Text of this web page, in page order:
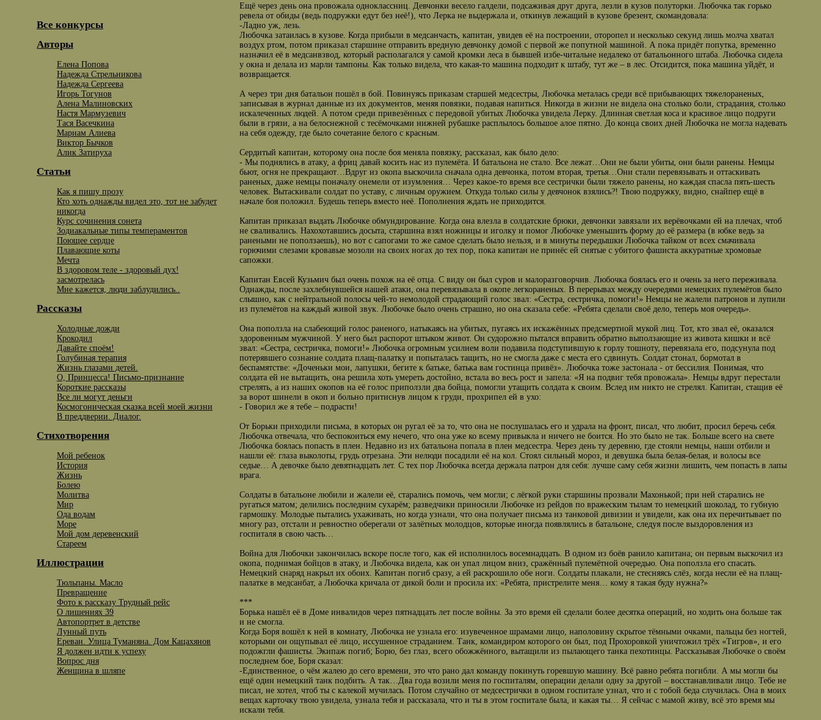
Все конкурсы
Авторы
Елена Попова
Надежда Стрельникова
Надежда Сергеева
Игорь Тогунов
Алена Малиновских
Настя Мармузевич
Тася Васечкина
Мариам Алиева
Виктор Бычков
Алик Затируха
Статьи
Как я пишу прозу
Кто хоть однажды видел это, тот не забудет
никогда
Курс сочинения сонета
Зодиакальные типы темпераментов
Поющее сердце
Плавающие коты
Мечта
В здоровом теле - здоровый дух!
засмотрелась
Мне кажется, люди заблудились..
Рассказы
Холодные дожди
Крокодил
Давайте споём!
Голубиная терапия
Жизнь глазами детей.
О, Принцесса! Письмо-признание
Короткие рассказы
Все ли могут деньги
Космогоническая сказка всей моей жизни
В преддверии. Диалог.
Стихотворения
Мой ребенок
История
Жизнь
Болею
Молитва
Мир
Ода водам
Море
Мой дом деревенский
Стареем
Иллюстрации
Тюльпаны. Масло
Превращение
Фото к рассказу Трудный рейс
О лишениях 39
Автопортрет в детстве
Лунный путь
Ереван. Улица Туманяна. Дом Кацахянов
Я должен идти к успеху
Вопрос дня
Женщина в шляпе
Ещё через день она провожала одноклассниц. Девчонки весело галдели, подсаживая друг друга, лезли в кузов полуторки. Любочка так горько
ревела от обиды (ведь подружки едут без неё!), что Лерка не выдержала и, откинув лежащий в кузове брезент, скомандовала:
-Ладно уж, лезь.
Любочка затаилась в кузове. Когда прибыли в медсанчасть, капитан, увидев её на построении, оторопел и несколько секунд лишь молча хватал
воздух ртом, потом приказал старшине отправить вредную девчонку домой с первой же попутной машиной. А пока придёт попутка, временно
назначил её в медсанвзвод, который располагался у самой кромки леса в бывшей избе-читальне недалеко от батальонного штаба. Любочка сидела
у окна и делала из марли тампоны. Как только видела, что какая-то машина подходит к штабу, тут же – в лес. Отсидится, пока машина уйдёт, и
возвращается.
А через три дня батальон пошёл в бой. Повинуясь приказам старшей медсестры, Любочка металась среди всё прибывающих тяжелораненых,
записывая в журнал данные из их документов, меняя повязки, подавая напиться. Никогда в жизни не видела она столько боли, страдания, столько
искалеченных людей. А потом среди привезённых с передовой убитых Любочка увидела Лерку. Длинная светлая коса и красивое лицо подруги
были в грязи, а на белоснежной с тесёмочками нижней рубашке расплылось большое алое пятно. До конца своих дней Любочка не могла надевать
на себя одежду, где было сочетание белого с красным.
Сердитый капитан, которому она после боя меняла повязку, рассказал, как было дело:
- Мы поднялись в атаку, а фриц давай косить нас из пулемёта. И батальона не стало. Все лежат…Они не были убиты, они были ранены. Немцы
бьют, огня не прекращают…Вдруг из окопа выскочила сначала одна девчонка, потом вторая, третья…Они стали перевязывать и оттаскивать
раненых, даже немцы поначалу онемели от изумления… Через какое-то время все сестрички были тяжело ранены, но каждая спасла пять-шесть
человек. Вытаскивали солдат по уставу, с личным оружием. Откуда только силы у девчонок взялись?! Твою подружку, видно, снайпер ещё в
начале боя положил. Будешь теперь вместо неё. Пополнения ждать не приходится.
Капитан приказал выдать Любочке обмундирование. Когда она влезла в солдатские брюки, девчонки завязали их верёвочками ей на плечах, чтоб
не сваливались. Нахохотавшись досыта, старшина взял ножницы и иголку и помог Любочке уменьшить форму до её размера (в юбке ведь за
ранеными не поползаешь), но вот с сапогами то же самое сделать было нельзя, и в минуты передышки Любочка тайком от всех смачивала
горючими слезами кровавые мозоли на своих ногах до тех пор, пока капитан не принёс ей снятые с убитого фашиста аккуратные хромовые
сапожки.
Капитан Евсей Кузьмич был очень похож на её отца. С виду он был суров и малоразговорчив. Любочка боялась его и очень за него переживала.
Однажды, после захлебнувшейся нашей атаки, она перевязывала в окопе легкораненых. В перерывах между очередями немецких пулемётов было
слышно, как с нейтральной полосы чей-то немолодой страдающий голос звал: «Сестра, сестричка, помоги!» Немцы не жалели патронов и лупили
из пулемётов на каждый живой звук. Любочке было очень страшно, но она сказала себе: «Ребята сделали своё дело, теперь моя очередь».
Она поползла на слабеющий голос раненого, натыкаясь на убитых, пугаясь их искажённых предсмертной мукой лиц. Тот, кто звал её, оказался
здоровенным мужчиной. У него был распорот штыком живот. Он судорожно пытался вправить обратно выползающие из живота кишки и всё
звал: «Сестра, сестричка, помоги!» Любочка огромным усилием воли подавила подступившую к горлу тошноту, перевязала его, подсунула под
потерявшего сознание солдата плащ-палатку и попыталась тащить, но не смогла даже с места его сдвинуть. Солдат стонал, бормотал в
беспамятстве: «Доченьки мои, лапушки, бегите к батьке, батька вам гостинца привёз». Любочка тоже застонала - от бессилия. Понимая, что
солдата ей не вытащить, она решила хоть умереть достойно, встала во весь рост и запела: «Я на подвиг тебя провожала». Немцы вдруг перестали
стрелять, а из наших окопов на её голос приползли два бойца, помогли утащить солдата к своим. Вслед им никто не стрелял. Капитан, стащив её
за ворот шинели в окоп и больно притиснув лицом к груди, прохрипел ей в ухо:
- Говорил же я тебе – подрасти!
От Борьки приходили письма, в которых он ругал её за то, что она не послушалась его и удрала на фронт, писал, что любит, просил беречь себя.
Любочка отвечала, что беспокоиться ему нечего, что она уже ко всему привыкла и ничего не боится. Но это было не так. Больше всего на свете
Любочка боялась попасть в плен. Недавно из их батальона попала в плен медсестра. Через день ту деревню, где стояли немцы, наши отбили и
нашли её: глаза выколоты, грудь отрезана. Эти нелюди посадили её на кол. Стоял сильный мороз, и девушка была белая-белая, и волосы все
седые… А девочке было девятнадцать лет. С тех пор Любочка всегда держала патрон для себя: лучше саму себя жизни лишить, чем попасть в лапы
врага.
Солдаты в батальоне любили и жалели её, старались помочь, чем могли; с лёгкой руки старшины прозвали Махонькой; при ней старались не
ругаться матом; делились последним сухарём; разведчики приносили Любочке из рейдов по вражеским тылам то немецкий шоколад, то губную
гармошку. Молодые пытались ухаживать, но когда узнали, что она получает письма из танковой дивизии и увидели, как она их перечитывает по
многу раз, отстали и ревностно оберегали от залётных молодцов, которые иногда появлялись в батальоне, следуя после выздоровления из
госпиталя в свою часть…
Война для Любочки закончилась вскоре после того, как ей исполнилось восемнадцать. В одном из боёв ранило капитана; он первым выскочил из
окопа, поднимая бойцов в атаку, и Любочка видела, как он упал лицом вниз, сражённый пулемётной очередью. Она поползла его спасать.
Немецкий снаряд накрыл их обоих. Капитан погиб сразу, а ей раскрошило обе ноги. Солдаты плакали, не стесняясь слёз, когда несли её на плащ-
палатке в медсанбат, а Любочка кричала от дикой боли и просила их: «Ребята, пристрелите меня… кому я такая буду нужна?»
***
Борька нашёл её в Доме инвалидов через пятнадцать лет после войны. За это время ей сделали более десятка операций, но ходить она больше так
и не смогла.
Когда Боря вошёл к ней в комнату, Любочка не узнала его: изувеченное шрамами лицо, наполовину скрытое тёмными очками, пальцы без ногтей,
которыми он ощупывал её лицо, иссушенное страданием. Танк, командиром которого он был, под Прохоровкой уничтожил трёх «Тигров», и его
подожгли фашисты. Экипаж погиб; Борю, без глаз, всего обожжённого, вытащили из пылающего танка пехотинцы. Рассказывая Любочке о своём
последнем бое, Боря сказал:
-Единственное, о чём жалею до сего времени, это что рано дал команду покинуть горевшую машину. Всё равно ребята погибли. А мы могли бы
ещё один немецкий танк подбить. А так…Два года возили меня по госпиталям, операции делали одну за другой – восстанавливали лицо. Тебе не
писал, не хотел, чтоб ты с калекой мучилась. Потом случайно от медсестрички в одном госпитале узнал, что и с тобой беда случилась. Она в моих
вещах карточку твою увидела, узнала тебя и рассказала, что и ты в этом госпитале была, и какая ты… Я сейчас с мамой живу, всё это время мы
искали тебя.